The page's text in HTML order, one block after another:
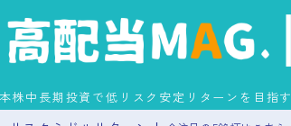
本株中長期投資で低リスク安定リターンを目指す